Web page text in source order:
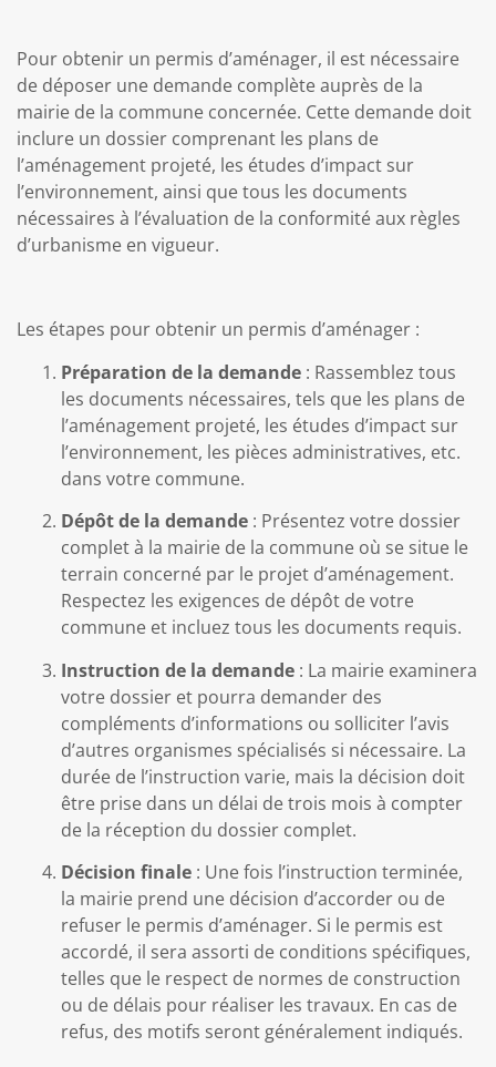
Pour obtenir un permis d’aménager, il est nécessaire
de déposer une demande complète auprès de la
mairie de la commune concernée. Cette demande doit
inclure un dossier comprenant les plans de
l’aménagement projeté, les études d’impact sur
l’environnement, ainsi que tous les documents
nécessaires à l’évaluation de la conformité aux règles
d’urbanisme en vigueur.
Les étapes pour obtenir un permis d’aménager :
Préparation de la demande : Rassemblez tous
les documents nécessaires, tels que les plans de
l’aménagement projeté, les études d’impact sur
l’environnement, les pièces administratives, etc.
dans votre commune.
Dépôt de la demande : Présentez votre dossier
complet à la mairie de la commune où se situe le
terrain concerné par le projet d’aménagement.
Respectez les exigences de dépôt de votre
commune et incluez tous les documents requis.
Instruction de la demande : La mairie examinera
votre dossier et pourra demander des
compléments d’informations ou solliciter l’avis
d’autres organismes spécialisés si nécessaire. La
durée de l’instruction varie, mais la décision doit
être prise dans un délai de trois mois à compter
de la réception du dossier complet.
Décision finale : Une fois l’instruction terminée,
la mairie prend une décision d’accorder ou de
refuser le permis d’aménager. Si le permis est
accordé, il sera assorti de conditions spécifiques,
telles que le respect de normes de construction
ou de délais pour réaliser les travaux. En cas de
refus, des motifs seront généralement indiqués.